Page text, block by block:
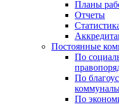
Планы
Отчеты
Постоянные
По
По
По